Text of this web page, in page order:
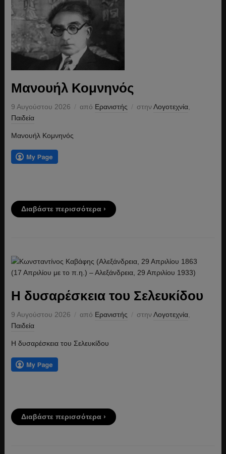
Μανουήλ Κομνηνός
9 Αυγούστου 2026 από Ερανιστής στηνΛογοτεχνία,
Παιδεία
Μανουήλ Κομνηνός
Διαβάστε περισσότερα ›
Η δυσαρέσκεια του Σελευκίδου
9 Αυγούστου 2026 από Ερανιστής στηνΛογοτεχνία,
Παιδεία
Η δυσαρέσκεια του Σελευκίδου
Διαβάστε περισσότερα ›